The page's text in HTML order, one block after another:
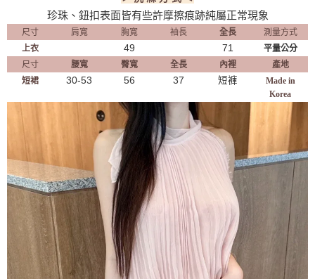
珍珠、鈕扣表面皆有些許摩擦痕跡純屬正常現象
尺寸 肩寬 胸寬 袖長 全長
測量方式
上衣
49 71
平量公分
尺寸
腰寬 臀寬 全長 內裡
產地
短裙
30-53 56 37 短褲
Made in
Korea